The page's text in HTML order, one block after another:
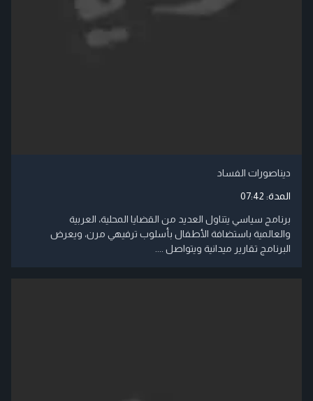
ديناصورات الفساد
المدة: 07:42
برنامج سياسي يتناول العديد من القضايا المحلية، العربية
والعالمية باستضافة الأطفال بأسلوب ترفيهي مرن، ويعرض
البرنامج تقارير ميدانية ويتواصل ....